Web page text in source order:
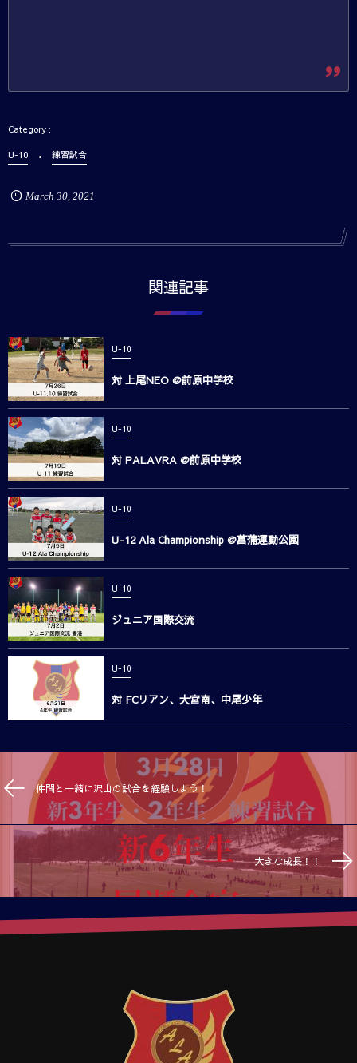
U-10 練習試合
March 30, 2021
関連記事
U-10
対 上尾NEO @前原中学校
U-10
対 PALAVRA @前原中学校
U-10
U-12 Ala Championship @菖蒲運動公園
U-10
ジュニア国際交流
U-10
対 FCリアン、大宮南、中尾少年
仲間と一緒に沢山の試合を経験しよう！
大きな成長！！